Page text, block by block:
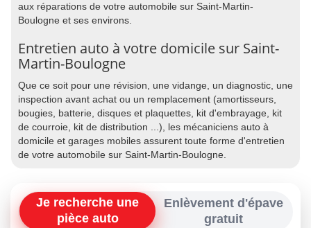
aux réparations de votre automobile sur Saint-Martin-
Boulogne et ses environs.
Entretien auto à votre domicile sur Saint-
Martin-Boulogne
Que ce soit pour une révision, une vidange, un diagnostic, une
inspection avant achat ou un remplacement (amortisseurs,
bougies, batterie, disques et plaquettes, kit d'embrayage, kit
de courroie, kit de distribution ...), les mécaniciens auto à
domicile et garages mobiles assurent toute forme d'entretien
de votre automobile sur Saint-Martin-Boulogne.
Je recherche une
pièce auto
Enlèvement d'épave
gratuit